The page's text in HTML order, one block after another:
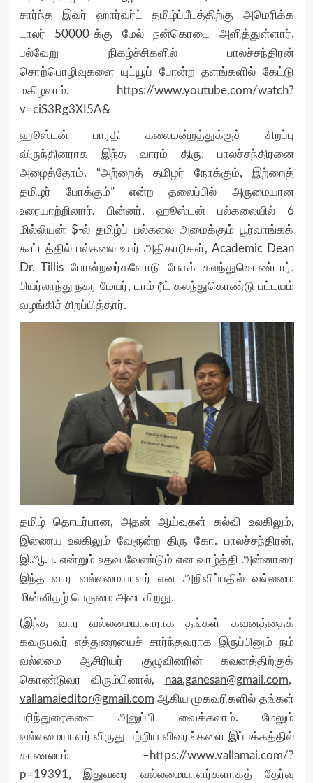
சார்ந்த இவர் ஹார்வர்ட் தமிழ்ப்பீடத்திற்கு அமெரிக்க
டாலர் 50000-க்கு மேல் நன்கொடை அளித்துள்ளார்.
பல்வேறு நிகழ்ச்சிகளில் பாலச்சந்திரன்
சொற்பொழிவுகளை யுட்யூப் போன்ற தளங்களில் கேட்டு
மகிழலாம்.
https://www.youtube.com/watch?
v=ciS3Rg3XI5A&
ஹூஸ்டன் பாரதி கலைமன்றத்துக்குச் சிறப்பு
விருந்தினராக இந்த வாரம் திரு. பாலச்சந்திரனை
அழைத்தோம். “அற்றைத் தமிழர் நோக்கும், இற்றைத்
தமிழர் போக்கும்” என்ற தலைப்பில் அருமையான
உரையாற்றினார். பின்னர், ஹூஸ்டன் பல்கலையில் 6
மில்லியன் $-ல் தமிழ்ப் பல்கலை அமைக்கும் பூர்வாங்கக்
கூட்டத்தில் பல்கலை உயர் அதிகாரிகள், Academic Dean
Dr. Tillis போன்றவர்களோடு பேசக் கலந்துகொண்டார்.
பியர்லாந்து நகர மேயர், டாம் ரீட் கலந்துகொண்டு பட்டயம்
வழங்கிச் சிறப்பித்தார்.
தமிழ் தொடர்பான, அதன் ஆய்வுகள் கல்வி உலகிலும்,
இணைய உலகிலும் வேரூன்ற திரு கோ. பாலச்சந்திரன்,
இ.ஆ.ப. என்றும் உதவ வேண்டும் என வாழ்த்தி அன்னாரை
இந்த வார வல்லமையாளர் என அறிவிப்பதில் வல்லமை
மின்னிதழ் பெருமை அடைகிறது.
(இந்த வார வல்லமையாளராக தங்கள் கவனத்தைக்
கவருபவர் எத்துறையைச் சார்ந்தவராக இருப்பினும் நம்
வல்லமை ஆசிரியர் குழுவினரின் கவனத்திற்குக்
கொண்டுவர விரும்பினால், naa.ganesan@gmail.com,
vallamaieditor@gmail.com ஆகிய முகவரிகளில் தங்கள்
பரிந்துரைகளை அனுப்பி வைக்கலாம். மேலும்
வல்லமையாளர் விருது பற்றிய விவரங்களை இப்பக்கத்தில்
காணலாம் –https://www.vallamai.com/?
p=19391, இதுவரை வல்லமையாளர்களாகத் தேர்வு